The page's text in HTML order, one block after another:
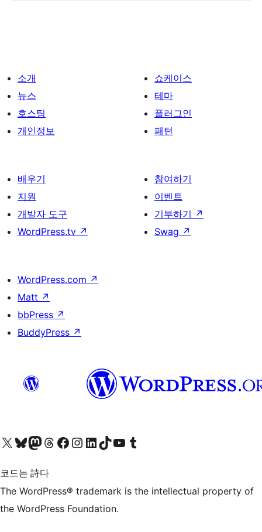
소개
뉴스
호스팅
개인정보
쇼케이스
테마
플러그인
패턴
배우기
지원
개발자 도구
WordPress.tv ↗
참여하기
이벤트
기부하기 ↗
Swag ↗
WordPress.com ↗
Matt ↗
bbPress ↗
BuddyPress ↗
X(이전 트위터) 계정 방문하기블루스카이 계정 방문하기마스토돈 계정 방문하기스레드 계정 방문하기 페이스북 페이지 방문하기인스타그램 계정 방문하기 LinkedIn 계정 방문하기틱톡 계정 방문하기유튜브 채널 방문하기 텀블러 계정 방문하기
코드는 詩다
The WordPress® trademark is the intellectual property of
the WordPress Foundation.